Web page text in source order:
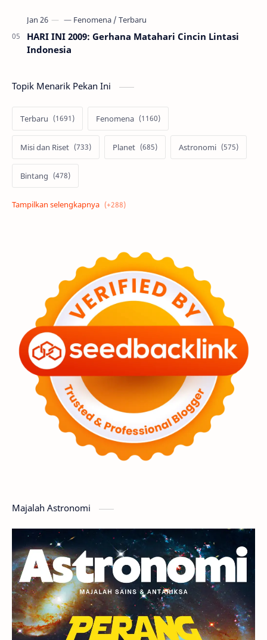
HARI INI 2009: Gerhana Matahari Cincin Lintasi
Indonesia
Topik Menarik Pekan Ini
Terbaru Fenomena
Misi dan Riset Planet Astronomi
Bintang
Alam semesta Galaksi
Tata Surya Hype
Asteroid Observasi
Premium Komet Bulan
Penelitian Serba-serbi Satelit
Luar Angkasa Video Aurora
Supernova Nebula Sponsored
Featured Mars
GMT 2016
Planet Kerdil Bumi Pengetahuan
Berita Hujan Meteor Satelit Alami
Rasi Bintang Teleskop Saturnus
GBT 2018 UFO Advertorial
Majalah Astronomi